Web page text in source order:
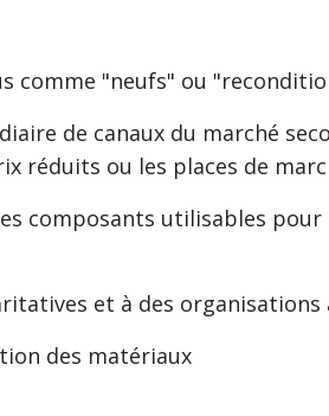
comme "neufs" ou
de canaux du marché
réduits ou les places de
composants utilisables
et à des
des matériaux